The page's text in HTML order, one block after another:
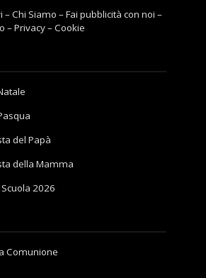
–Chi Siamo –Fai pubblicità con noi –
–Privacy–Cookie
del Papà
della Mamma
2026
Comunione